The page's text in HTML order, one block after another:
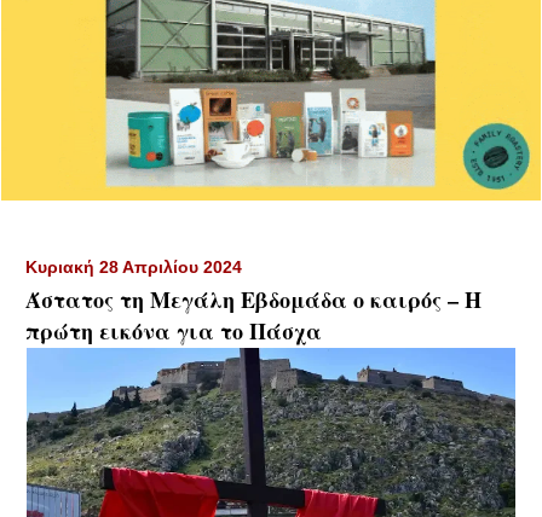
Κυριακή 28 Απριλίου 2024
Άστατος τη Μεγάλη Εβδομάδα ο καιρός – Η
πρώτη εικόνα για το Πάσχα